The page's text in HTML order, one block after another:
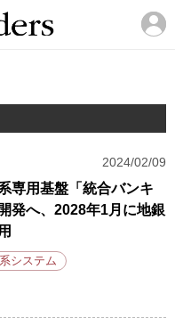
2024/02/09
専用基盤「統合バンキ
発へ、2028年1月に地銀
システム